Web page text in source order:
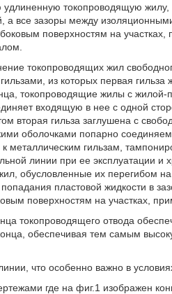
токопроводящую жилу,
а все зазоры между
поверхностям на участках,
токопроводящих жил
из которых первая
токопроводящие жилы с жилой-
входящую в нее с одной
вторая гильза заглушена с
оболочками попарно
металлическим гильзам,
линии при ее эксплуатации и
обусловленные их перегибом
пластовой жидкости в
поверхностям на участках,
токопроводящего отвода
обеспечивая тем самым
что особенно важно в
где на фиг.1 изображен